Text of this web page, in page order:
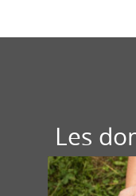
Les